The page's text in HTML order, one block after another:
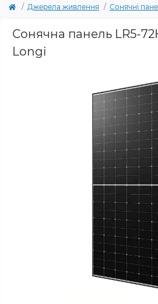
Джерела живлення Сонячні
Сонячна панель LR5-
Longi